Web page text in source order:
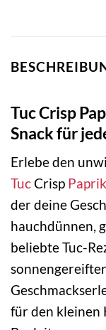
Tuc Crisp
Snack für
Erlebe den
TucCrisp
der deine
hauchdünnen,
beliebte Tuc-
für den kleinen